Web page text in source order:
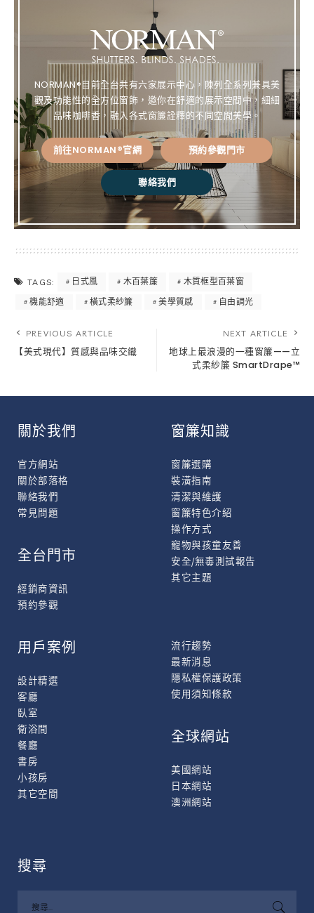
ok st k
NORMAN®目前全台共有六家展示中心，陳列全系列兼具美
觀及功能性的全方位窗飾，邀你在舒適的展示空間中，細細
品味咖啡香，融入各式窗簾詮釋的不同空間美學。
前往NORMAN®官網 預約參觀門市
聯絡我們
TAGS: 日式風 木百葉簾
木質框型百葉窗
機能舒適
橫式柔紗簾 美學質感 自由調光
PREVIOUS ARTICLE
【美式現代】質感與品味交織
NEXT ARTICLE
地球上最浪漫的一種窗簾——立
式柔紗簾 SmartDrape™
關於我們
官方網站
關於部落格
聯絡我們
常見問題
窗簾知識
窗簾選購
裝潢指南
清潔與維護
窗簾特色介紹
操作方式
寵物與孩童友善
安全/無毒測試報告
其它主題
全台門市
經銷商資訊
預約參觀
用戶案例
設計精選
客廳
臥室
衛浴間
餐廳
書房
小孩房
其它空間
流行趨勢
最新消息
隱私權保護政策
使用須知條款
全球網站
美國網站
日本網站
澳洲網站
搜尋